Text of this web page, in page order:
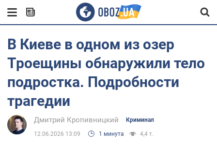
В Киеве в одном из озер
Троещины обнаружили тело
подростка. Подробности
трагедии
Дмитрий Кропивницкий Криминал
12.06.2026 13:09 1 минута 4,4 т.